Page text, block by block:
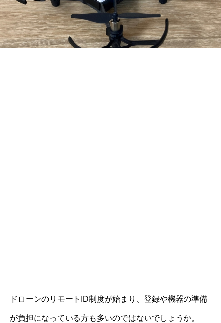
ドローンのリモートID制度が始まり、登録や機器の準備
が負担になっている方も多いのではないでしょうか。